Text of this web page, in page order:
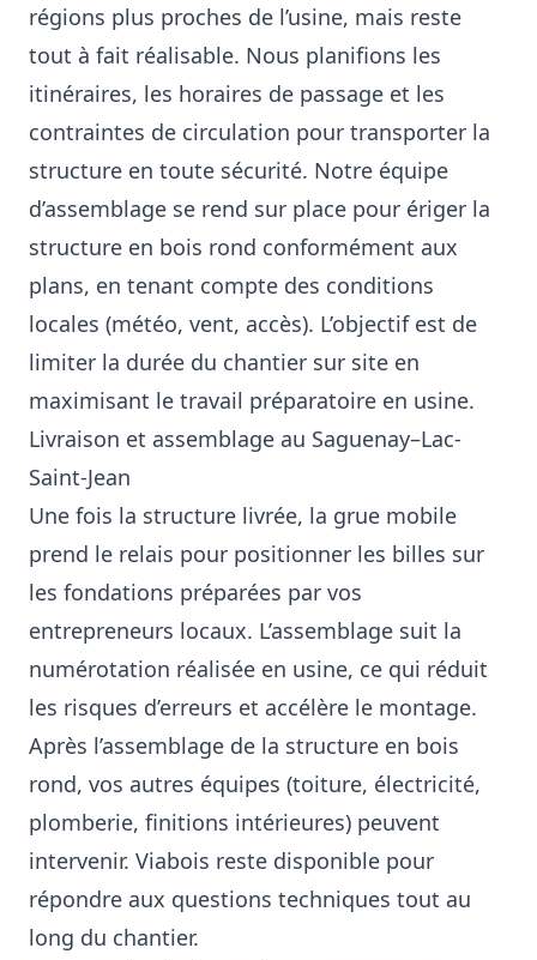
régions plus proches de l’usine, mais reste
tout à fait réalisable. Nous planifions les
itinéraires, les horaires de passage et les
contraintes de circulation pour transporter la
structure en toute sécurité. Notre équipe
d’assemblage se rend sur place pour ériger la
structure en bois rond conformément aux
plans, en tenant compte des conditions
locales (météo, vent, accès). L’objectif est de
limiter la durée du chantier sur site en
maximisant le travail préparatoire en usine.
Livraison et assemblage au Saguenay–Lac-
Saint-Jean
Une fois la structure livrée, la grue mobile
prend le relais pour positionner les billes sur
les fondations préparées par vos
entrepreneurs locaux. L’assemblage suit la
numérotation réalisée en usine, ce qui réduit
les risques d’erreurs et accélère le montage.
Après l’assemblage de la structure en bois
rond, vos autres équipes (toiture, électricité,
plomberie, finitions intérieures) peuvent
intervenir. Viabois reste disponible pour
répondre aux questions techniques tout au
long du chantier.